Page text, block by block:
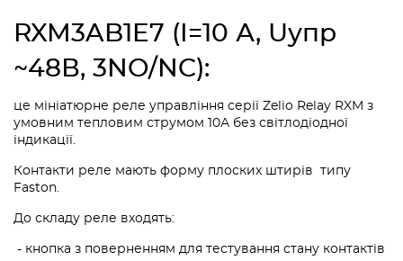
RXM3AB1E7 (I=10 А, Uупр
~48В, 3NO/NC):
це мініатюрне реле управління серії Zelio Relay RXM з
умовним тепловим струмом 10А без світлодіодної
індикації.
Контакти реле мають форму плоских штирів типу
Faston.
До складу реле входять:
- кнопка з поверненням для тестування стану контактів